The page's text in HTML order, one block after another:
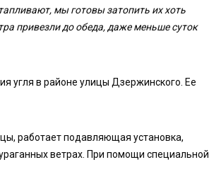
мы готовы затопить их хоть
привезли до обеда, даже меньше суток
угля в районе улицы Дзержинского. Ее
работает подавляющая установка,
ветрах. При помощи специальной